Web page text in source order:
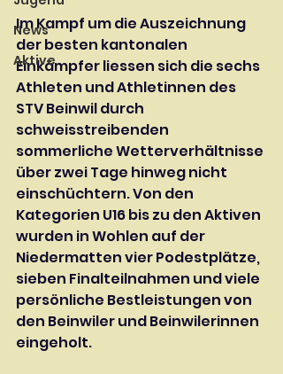
News
Aktive
Im Kampf um die Auszeichnung
der besten kantonalen
Einkämpfer liessen sich die sechs
Athleten und Athletinnen des
STV Beinwil durch
schweisstreibenden
sommerliche Wetterverhältnisse
über zwei Tage hinweg nicht
einschüchtern. Von den
Kategorien U16 bis zu den Aktiven
wurden in Wohlen auf der
Niedermatten vier Podestplätze,
sieben Finalteilnahmen und viele
persönliche Bestleistungen von
den Beinwiler und Beinwilerinnen
eingeholt.